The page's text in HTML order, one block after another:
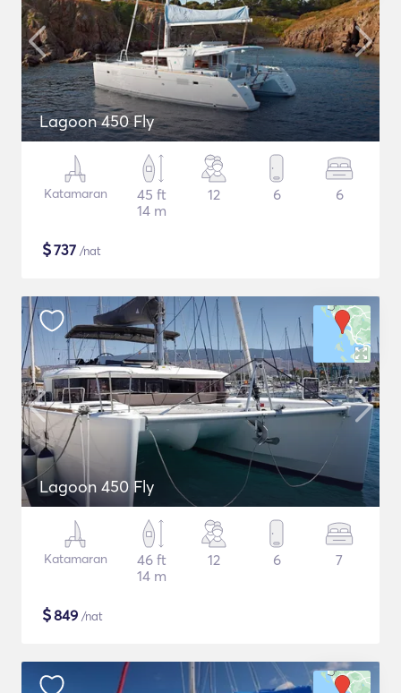
Lagoon 450 Fly
Katamaran
45 ft
14 m
12 6 6
$737 /nat
Lagoon 450 Fly
Katamaran
46 ft
14 m
12 6 7
$849 /nat